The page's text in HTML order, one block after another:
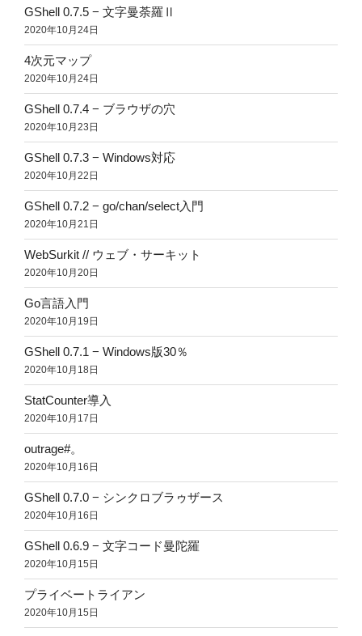
GShell 0.7.5 − 文字曼荼羅Ⅱ
2020年10月24日
4次元マップ
2020年10月24日
GShell 0.7.4 − ブラウザの穴
2020年10月23日
GShell 0.7.3 − Windows対応
2020年10月22日
GShell 0.7.2 − go/chan/select入門
2020年10月21日
WebSurkit // ウェブ・サーキット
2020年10月20日
Go言語入門
2020年10月19日
GShell 0.7.1 − Windows版30％
2020年10月18日
StatCounter導入
2020年10月17日
outrage#。
2020年10月16日
GShell 0.7.0 − シンクロブラゥザース
2020年10月16日
GShell 0.6.9 − 文字コード曼陀羅
2020年10月15日
プライベートライアン
2020年10月15日